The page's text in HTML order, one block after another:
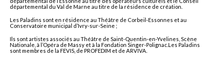
départemental du Val de Marne au titre de la résidence de création.
Les Paladins sont en résidence au Théâtre de Corbeil-Essonnes et au
Conservatoire municipal d’Ivry-sur-Seine ;
Ils sont artistes associés au Théâtre de Saint-Quentin-en-Yvelines, Scène
Nationale, à l’Opéra de Massy et à la Fondation Singer-Polignac.Les Paladins
sont membres de la FEVIS, de PROFEDIM et de ARVIVA.